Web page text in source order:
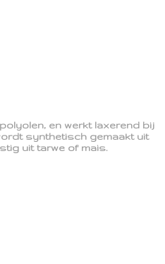
en werkt laxerend bij
synthetisch gemaakt uit
uit tarwe of mais.